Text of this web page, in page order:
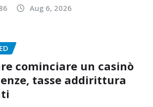
Aug 6, 2026
cominciare un casinò
tasse addirittura